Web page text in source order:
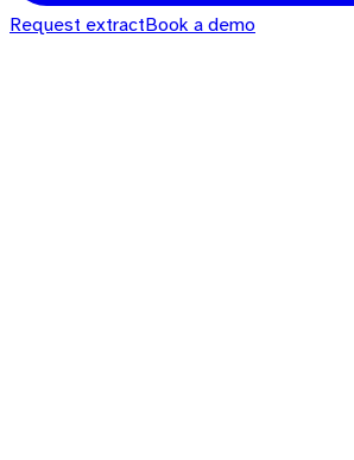
Request extractBook a demo